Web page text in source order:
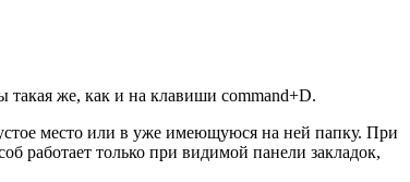
же, как и на клавиши command+D.
место или в уже имеющуюся на ней папку. При
работает только при видимой панели закладок,